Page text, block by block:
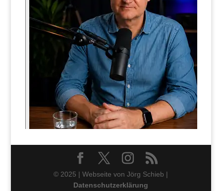
© 2025 | Webseite von Jörg Schieb |
Datenschutzerklärung